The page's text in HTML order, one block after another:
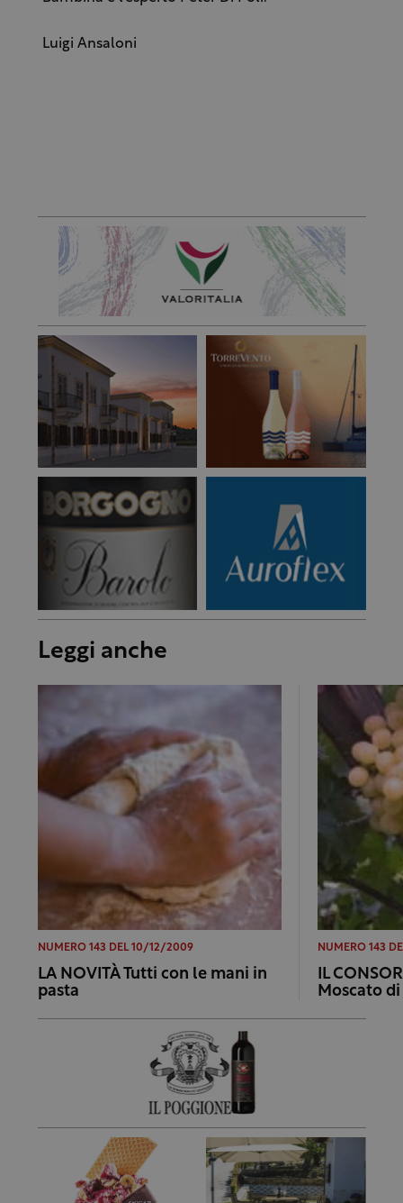
Luigi Ansaloni
Leggi anche
NUMERO 143 DEL 10/12/2009
LA NOVITÀ Tutti con le mani in
pasta
NUMERO 143
IL
Moscato di